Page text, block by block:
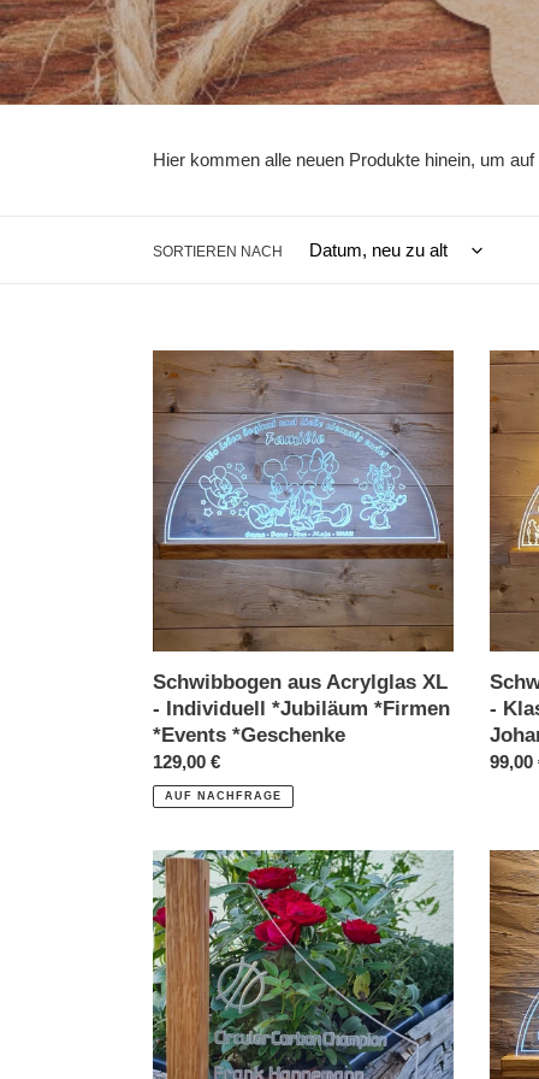
Hier kommen alle neuen Produkte hinein, um
SORTIEREN NACH
Schwibbogen
aus
Acrylglas
XL
-
Individuell
*Jubiläum
*Firmen
*Events
*Geschenke
Schwibbogen aus Acrylglas XL
- Individuell *Jubiläum *Firmen
*Events *Geschenke
Normaler
Preis
129,00 €
AUF NACHFRAGE
aus
XL
-
99,00
Design
Award
-
Acrylglas
Eiche
aus
-